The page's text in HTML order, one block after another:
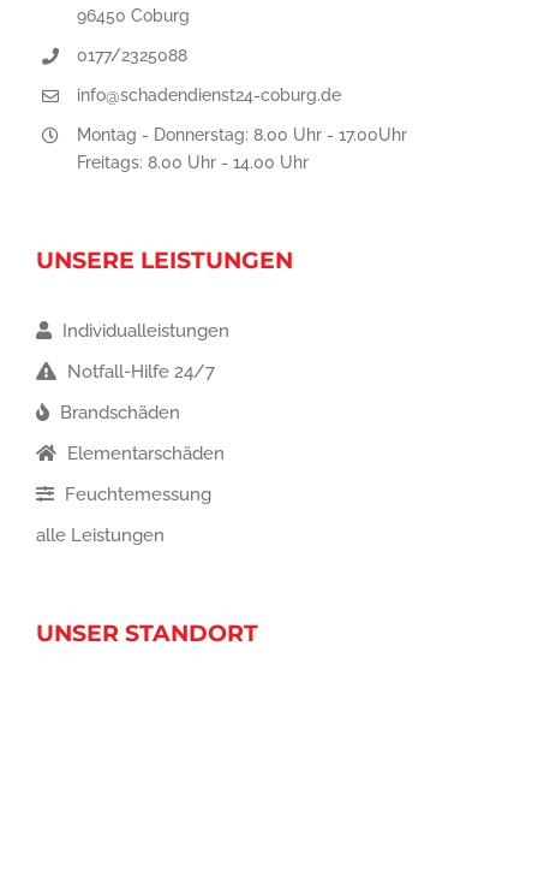
96450 Coburg
0177/2325088
info@schadendienst24-coburg.de
Montag - Donnerstag: 8.00 Uhr - 17.00Uhr
Freitags: 8.00 Uhr - 14.00 Uhr
UNSERE LEISTUNGEN
Individualleistungen
Notfall-Hilfe 24/7
Brandschäden
Elementarschäden
Feuchtemessung
alle Leistungen
UNSER STANDORT